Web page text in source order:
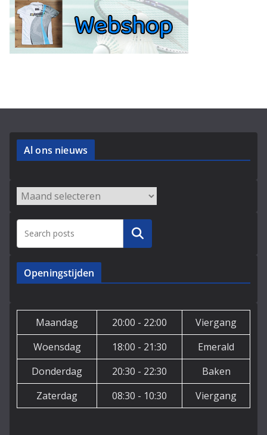
Al ons nieuws
Archieven
Zoeken
Openingstijden
Maandag 20:00 - 22:00
Viergang
Woensdag
18:00 - 21:30
Emerald
Donderdag
20:30 - 22:30
Baken
Zaterdag
08:30 - 10:30 Viergang